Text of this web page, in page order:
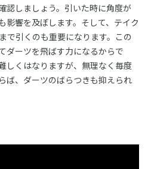
認しましょう。引いた時に角度が
影響を及ぼします。そして、テイク
で引くのも重要になります。この
ダーツを飛ばす力になるからで
しくはなりますが、無理なく毎度
ば、ダーツのばらつきも抑えられ